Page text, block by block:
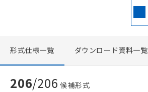
形式仕様一覧 ダウンロード資料一覧
206/206 候補形式